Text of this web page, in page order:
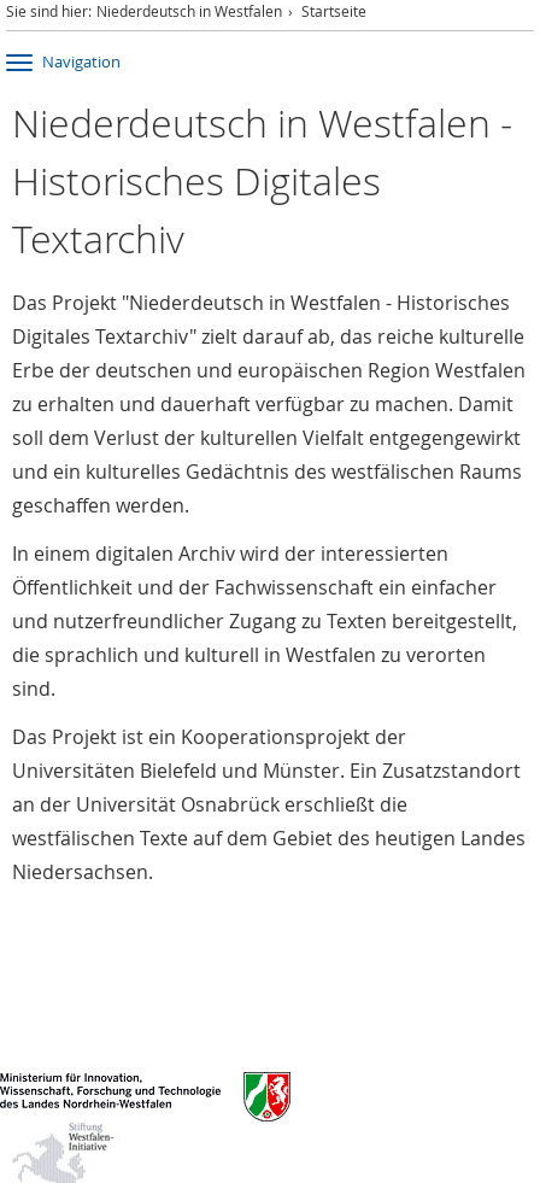
Sie sind hier: Niederdeutsch in Westfalen Startseite
Navigation
Niederdeutsch in Westfalen -
Historisches Digitales
Textarchiv
Das Projekt "Niederdeutsch in Westfalen - Historisches
Digitales Textarchiv" zielt darauf ab, das reiche kulturelle
Erbe der deutschen und europäischen Region Westfalen
zu erhalten und dauerhaft verfügbar zu machen. Damit
soll dem Verlust der kulturellen Vielfalt entgegengewirkt
und ein kulturelles Gedächtnis des westfälischen Raums
geschaffen werden.
In einem digitalen Archiv wird der interessierten
Öffentlichkeit und der Fachwissenschaft ein einfacher
und nutzerfreundlicher Zugang zu Texten bereitgestellt,
die sprachlich und kulturell in Westfalen zu verorten
sind.
Das Projekt ist ein Kooperationsprojekt der
Universitäten Bielefeld und Münster. Ein Zusatzstandort
an der Universität Osnabrück erschließt die
westfälischen Texte auf dem Gebiet des heutigen Landes
Niedersachsen.